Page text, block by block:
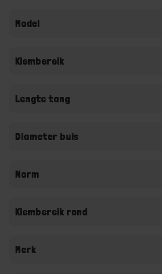
Model
Klembereik
Lengte tang
Diameter buis
Norm
Klembereik rond
Merk